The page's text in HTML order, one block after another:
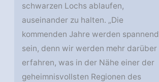
schwarzen Lochs ablaufen,
auseinander zu halten. „Die
kommenden Jahre werden spannend
sein, denn wir werden mehr darüber
erfahren, was in der Nähe einer der
geheimnisvollsten Regionen des